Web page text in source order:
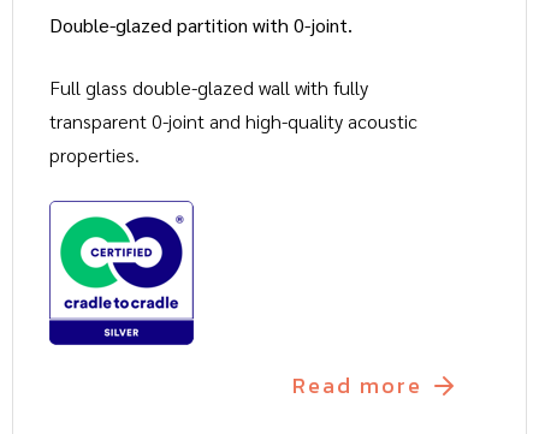
Double-glazed partition with 0-joint.
Full glass double-glazed wall with fully
transparent 0-joint and high-quality acoustic
properties.
Read more